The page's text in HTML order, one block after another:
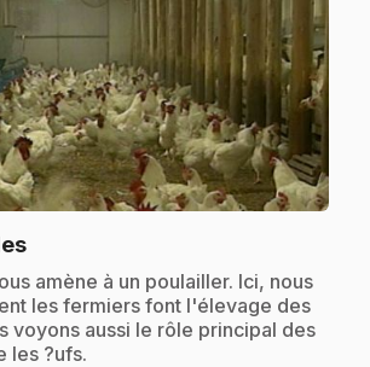
.
amène à un poulailler. Ici, nous
les fermiers font l'élevage des
voyons aussi le rôle principal des
les ?ufs.